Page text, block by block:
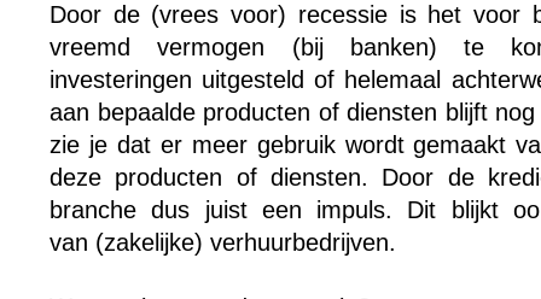
Door de (vrees voor) recessie is het voor
vreemd vermogen (bij banken) te
investeringen uitgesteld of helemaal
aan bepaalde producten of diensten blijft
zie je dat er meer gebruik wordt gemaakt
deze producten of diensten. Door de
branche dus juist een impuls. Dit blijkt
van (zakelijke) verhuurbedrijven.